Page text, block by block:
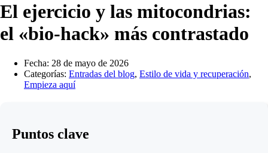
El ejercicio y las mitocondrias:
el «bio-hack» más contrastado
Fecha: 28 de mayo de 2026
Categorías: Entradas del blog, Estilo de vida y recuperación,
Empieza aquí
Puntos clave